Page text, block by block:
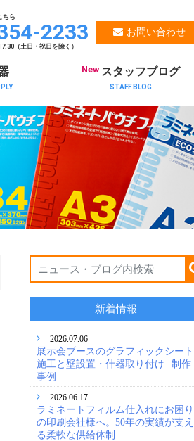
お問い合わせ
ちら
2233
（土日・祝日を除く）
New スタッフブログ
STAFF BLOG
新着情報
2026.07.06
展示会ブースのグラフィックシート
施工と壁設置・什器取り付け─制作
事例
2026.06.17
ラミネートフィルム仕入れにお困り
の印刷会社様へ。50年の実績が支え
る柔軟な供給体制